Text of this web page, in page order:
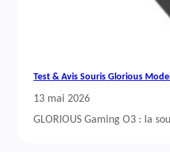
Test & Avis Souris Glorious
13 mai 2026
GLORIOUS Gaming O3 : la